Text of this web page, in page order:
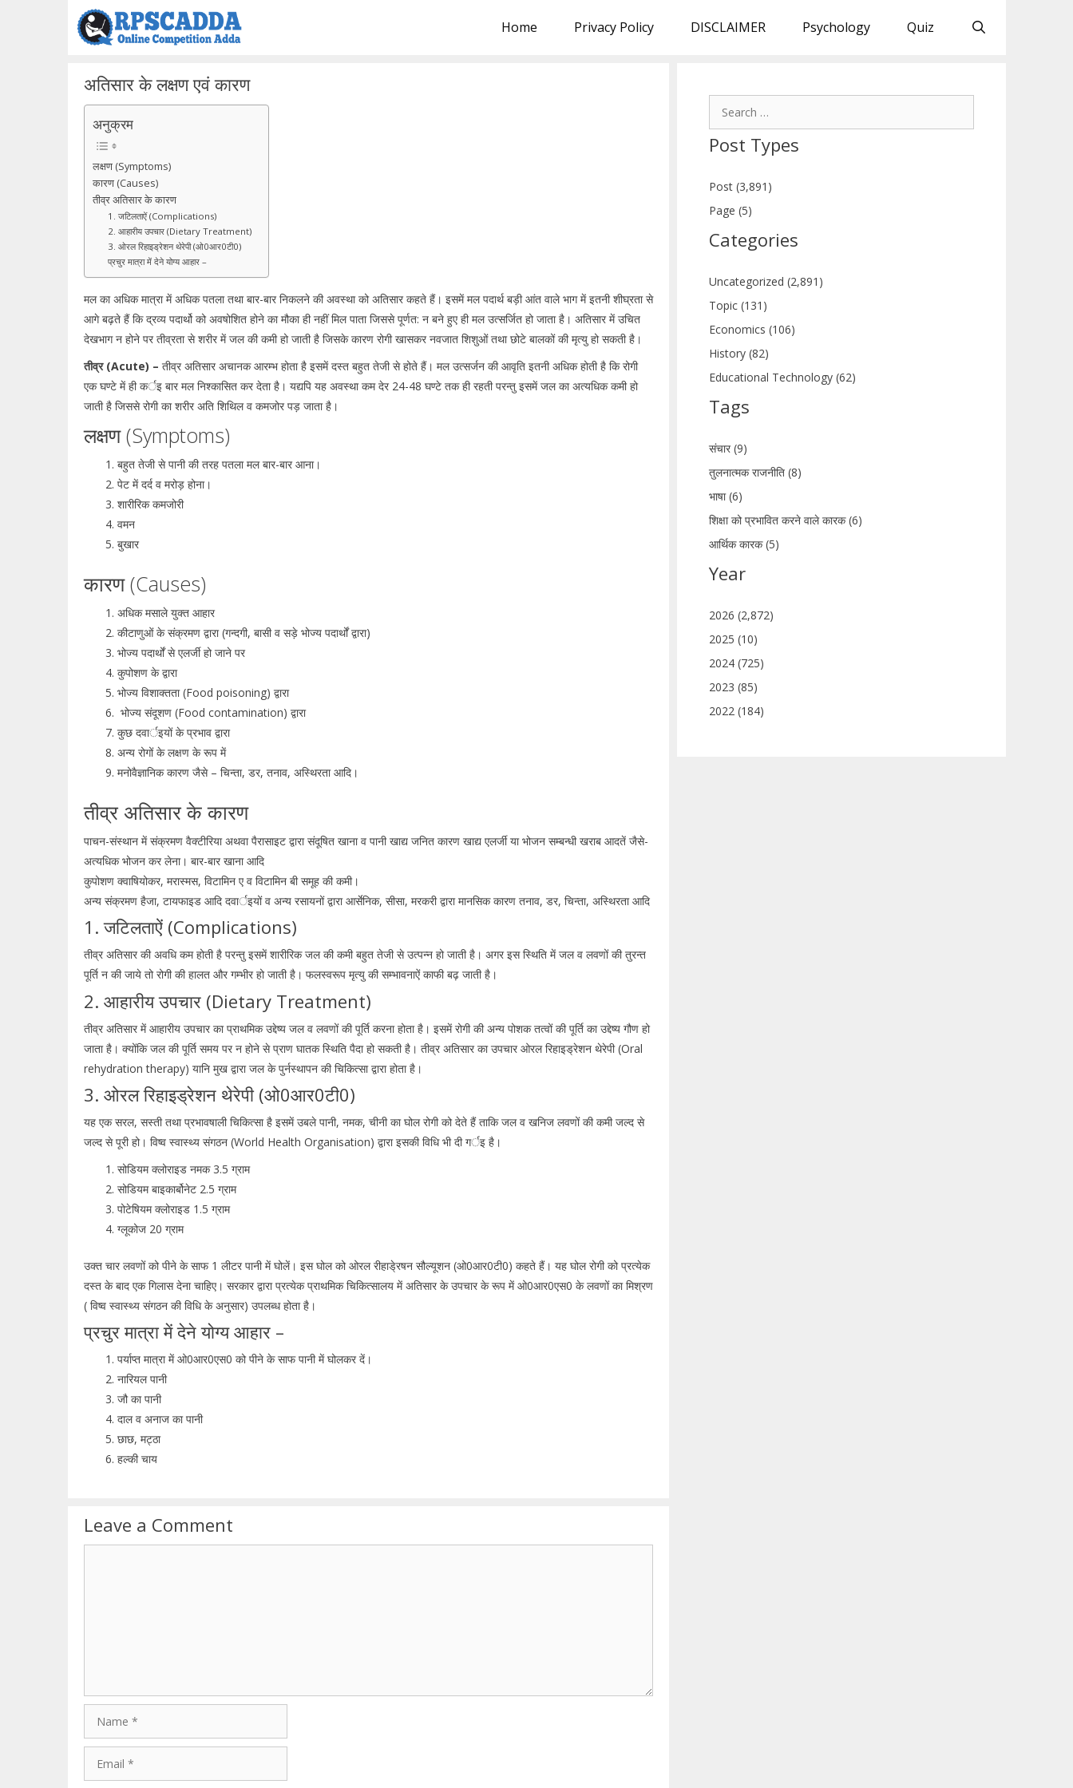
Home Privacy Policy DISCLAIMER Psychology Quiz
अतिसार के लक्षण एवं कारण
अनुक्रम
लक्षण (Symptoms)
कारण (Causes)
तीव्र अतिसार के कारण
1. जटिलताऐं (Complications)
2. आहारीय उपचार (Dietary Treatment)
3. ओरल रिहाइड्रेशन थेरेपी (ओ0आर0टी0)
प्रचुर मात्रा में देने योग्य आहार –
मल का अधिक मात्रा में अधिक पतला तथा बार-बार निकलने की अवस्था को अतिसार कहते हैं। इसमें मल पदार्थ बड़ी आंत वाले भाग में इतनी शीघ्रता से
आगे बढ़ते हैं कि द्रव्य पदार्थो को अवषोशित होने का मौका ही नहीं मिल पाता जिससे पूर्णत: न बने हुए ही मल उत्सर्जित हो जाता है। अतिसार में उचित
देखभाग न होने पर तीव्रता से शरीर में जल की कमी हो जाती है जिसके कारण रोगी खासकर नवजात शिशुओं तथा छोटे बालकों की मृत्यु हो सकती है।
तीव्र (Acute) – तीव्र अतिसार अचानक आरम्भ होता है इसमें दस्त बहुत तेजी से होते हैं। मल उत्सर्जन की आवृति इतनी अधिक होती है कि रोगी
एक घण्टे में ही कर्इ बार मल निश्कासित कर देता है। यद्यपि यह अवस्था कम देर 24-48 घण्टे तक ही रहती परन्तु इसमें जल का अत्यधिक कमी हो
जाती है जिससे रोगी का शरीर अति शिथिल व कमजोर पड़ जाता है।
लक्षण (Symptoms)
बहुत तेजी से पानी की तरह पतला मल बार-बार आना।
पेट में दर्द व मरोड़ होना।
शारीरिक कमजोरी
वमन
बुखार
कारण (Causes)
अधिक मसाले युक्त आहार
कीटाणुओं के संक्रमण द्वारा (गन्दगी, बासी व सड़े भोज्य पदार्थों द्वारा)
भोज्य पदार्थों से एलर्जी हो जाने पर
कुपोशण के द्वारा
भोज्य विशाक्तता (Food poisoning) द्वारा
भोज्य संदूशण (Food contamination) द्वारा
कुछ दवार्इयों के प्रभाव द्वारा
अन्य रोगों के लक्षण के रूप में
मनोवैज्ञानिक कारण जैसे – चिन्ता, डर, तनाव, अस्थिरता आदि।
तीव्र अतिसार के कारण
पाचन-संस्थान में संक्रमण वैक्टीरिया अथवा पैरासाइट द्वारा संदूषित खाना व पानी खाद्य जनित कारण खाद्य एलर्जी या भोजन सम्बन्धी खराब आदतें जैसे-
अत्यधिक भोजन कर लेना। बार-बार खाना आदि
कुपोशण क्वाषियोकर, मरास्मस, विटामिन ए व विटामिन बी समूह की कमी।
अन्य संक्रमण हैजा, टायफाइड आदि दवार्इयों व अन्य रसायनों द्वारा आर्सेनिक, सीसा, मरकरी द्वारा मानसिक कारण तनाव, डर, चिन्ता, अस्थिरता आदि
1. जटिलताऐं (Complications)
तीव्र अतिसार की अवधि कम होती है परन्तु इसमें शारीरिक जल की कमी बहुत तेजी से उत्पन्न हो जाती है। अगर इस स्थिति में जल व लवणों की तुरन्त
पूर्ति न की जाये तो रोगी की हालत और गम्भीर हो जाती है। फलस्वरूप मृत्यु की सम्भावनाऐं काफी बढ़ जाती है।
2. आहारीय उपचार (Dietary Treatment)
तीव्र अतिसार में आहारीय उपचार का प्राथमिक उद्देष्य जल व लवणों की पूर्ति करना होता है। इसमें रोगी की अन्य पोशक तत्वों की पूर्ति का उद्देष्य गौण हो
जाता है। क्योंकि जल की पूर्ति समय पर न होने से प्राण घातक स्थिति पैदा हो सकती है। तीव्र अतिसार का उपचार ओरल रिहाइड्रेशन थेरेपी (Oral
rehydration therapy) यानि मुख द्वारा जल के पुर्नस्थापन की चिकित्सा द्वारा होता है।
3. ओरल रिहाइड्रेशन थेरेपी (ओ0आर0टी0)
यह एक सरल, सस्ती तथा प्रभावषाली चिकित्सा है इसमें उबले पानी, नमक, चीनी का घोल रोगी को देते हैं ताकि जल व खनिज लवणों की कमी जल्द से
जल्द से पूरी हो। विष्व स्वास्थ्य संगठन (World Health Organisation) द्वारा इसकी विधि भी दी गर्इ है।
सोडियम क्लोराइड नमक 3.5 ग्राम
सोडियम बाइकार्बोनेट 2.5 ग्राम
पोटेषियम क्लोराइड 1.5 ग्राम
ग्लूकोज 20 ग्राम
उक्त चार लवणों को पीने के साफ 1 लीटर पानी में घोलें। इस घोल को ओरल रीहाडे्रषन सौल्यूशन (ओ0आर0टी0) कहते हैं। यह घोल रोगी को प्रत्येक
दस्त के बाद एक गिलास देना चाहिए। सरकार द्वारा प्रत्येक प्राथमिक चिकित्सालय में अतिसार के उपचार के रूप में ओ0आर0एस0 के लवणों का मिश्रण
( विष्व स्वास्थ्य संगठन की विधि के अनुसार) उपलब्ध होता है।
प्रचुर मात्रा में देने योग्य आहार –
पर्याप्त मात्रा में ओ0आर0एस0 को पीने के साफ पानी में घोलकर दें।
नारियल पानी
जौ का पानी
दाल व अनाज का पानी
छाछ, मट्ठा
हल्की चाय
Leave a Comment
Post Types
Post (3,891)
Page (5)
Categories
Uncategorized (2,891)
Topic (131)
Economics (106)
History (82)
Educational Technology (62)
Tags
संचार (9)
तुलनात्मक राजनीति (8)
भाषा (6)
शिक्षा को प्रभावित करने वाले कारक (6)
आर्थिक कारक (5)
Year
2026 (2,872)
2025 (10)
2024 (725)
2023 (85)
2022 (184)